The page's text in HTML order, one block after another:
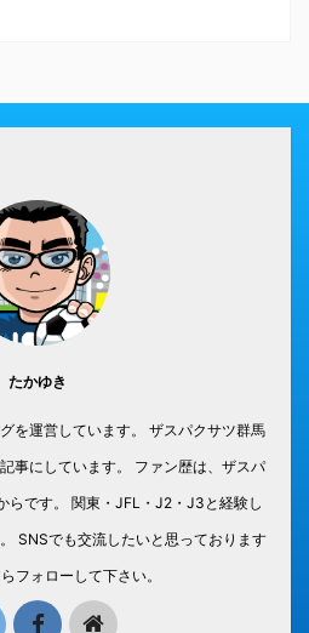
たかゆき
を運営しています。 ザスパクサツ群馬
事にしています。 ファン歴は、ザスパ
らです。 関東・JFL・J2・J3と経験し
SNSでも交流したいと思っております
フォローして下さい。